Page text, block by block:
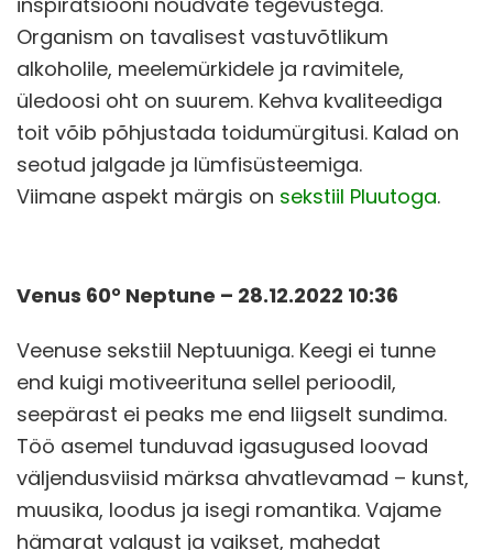
Organism on tavalisest vastuvõtlikum
alkoholile, meelemürkidele ja ravimitele,
üledoosi oht on suurem. Kehva kvaliteediga
toit võib põhjustada toidumürgitusi. Kalad on
seotud jalgade ja lümfisüsteemiga.
Viimane aspekt märgis on sekstiil Pluutoga.
Venus 60° Neptune – 28.12.2022 10:36
Veenuse sekstiil Neptuuniga. Keegi ei tunne
end kuigi motiveerituna sellel perioodil,
seepärast ei peaks me end liigselt sundima.
Töö asemel tunduvad igasugused loovad
väljendusviisid märksa ahvatlevamad – kunst,
muusika, loodus ja isegi romantika. Vajame
hämarat valgust ja vaikset, mahedat